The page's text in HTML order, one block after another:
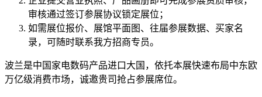
审核通过签订参展协议锁定展位；
如需展位报价、展馆平面图、往届参展数据、买家名
录，可随时联系我方招商专员。
波兰是中国家电数码产品进口大国，依托本展快速布局中东欧
万亿级消费市场，诚邀贵司抢占参展席位。